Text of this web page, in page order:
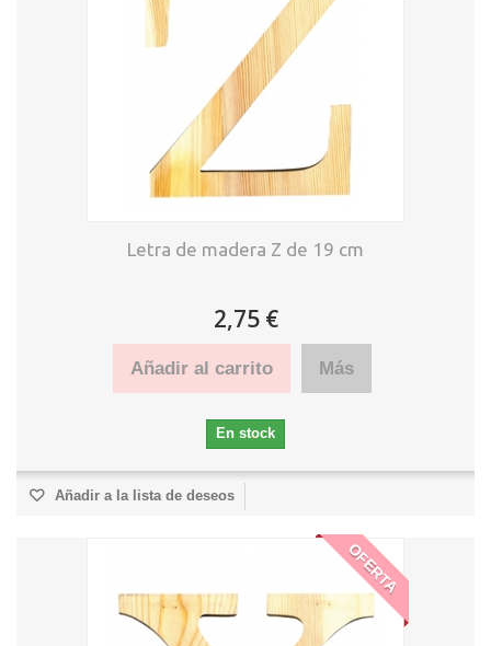
Letra de madera Z de 19 cm
2,75 €
Añadir al carrito Más
En stock
Añadir a la lista de deseos
OFERTA